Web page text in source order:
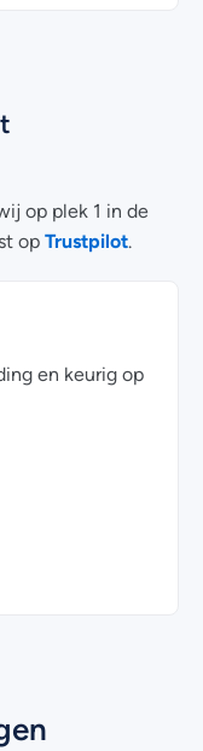
op plek 1 in de
op Trustpilot
en keurig op